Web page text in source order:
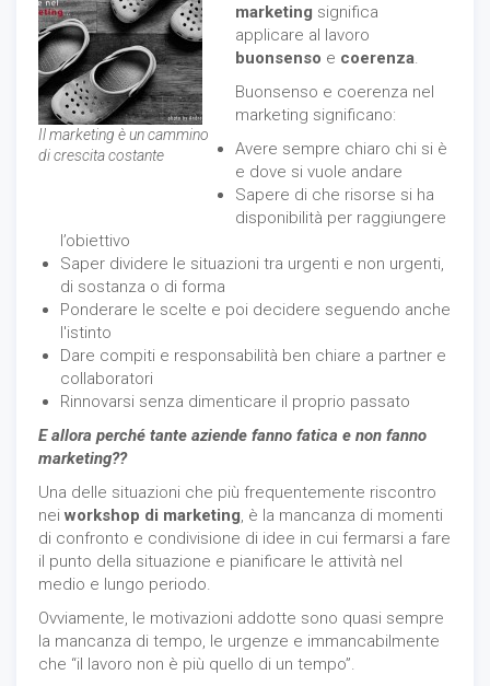
Il marketing è un cammino
di crescita costante
marketing significa
applicare al lavoro
buonsenso e coerenza
Buonsenso e coerenza nel
marketing significano:
Avere sempre chiaro chi si è
e dove si vuole andare
Sapere di che risorse si ha
disponibilità per raggiungere
l’obiettivo
Saper dividere le situazioni tra urgenti e non urgenti,
di sostanza o di forma
Ponderare le scelte e poi decidere seguendo anche
l'istinto
Dare compiti e responsabilità ben chiare a partner e
collaboratori
Rinnovarsi senza dimenticare il proprio passato
E allora perché tante aziende fanno fatica e non fanno
marketing??
Una delle situazioni che più frequentemente riscontro
nei workshop di marketing , è la mancanza di momenti
di confronto e condivisione di idee in cui fermarsi a fare
il punto della situazione e pianificare le attività nel
medio e lungo periodo.
Ovviamente, le motivazioni addotte sono quasi sempre
la mancanza di tempo, le urgenze e immancabilmente
che “il lavoro non è più quello di un tempo”.